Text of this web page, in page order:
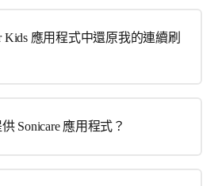
Kids 應用程式中還原我的連續刷
Sonicare 應用程式？